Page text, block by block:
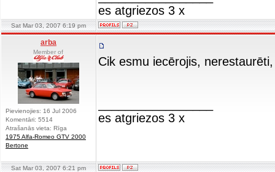
es atgriezos 3 x
Sat Mar 03, 2007 6:19 pm
arba
Member of
Pievienojies: 16 Jul 2006
Komentāri: 5514
Atrašanās vieta: Rīga
1975 Alfa-Romeo GTV 2000
Bertone
Cik esmu iecērojis,
es atgriezos 3 x
Sat Mar 03, 2007 6:21 pm